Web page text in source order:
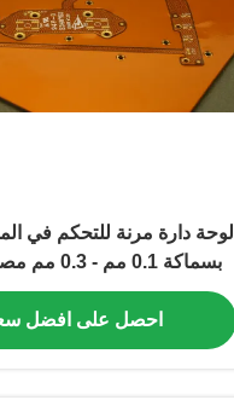
لوحة دارة مرنة للتحكم في
بسماكة 0.1
الإشارات
احصل على افضل